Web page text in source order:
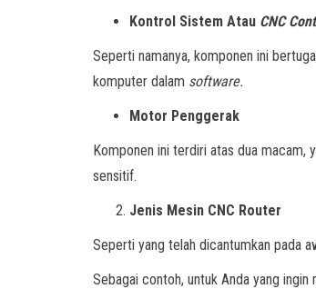
Kontrol Sistem Atau CNC
Seperti namanya, komponen ini
komputer dalam software.
Motor Penggerak
Komponen ini terdiri atas dua macam,
sensitif.
Jenis Mesin CNC Router
Seperti yang telah dicantumkan pada
Sebagai contoh, untuk Anda yang